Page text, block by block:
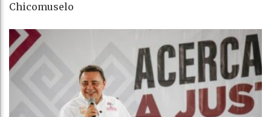
Chicomuselo